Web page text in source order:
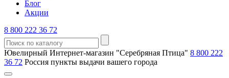
Блог
Акции
8 800 222 36 72
Ювелирный Интернет-магазин "Серебряная Птица" 8 800 222
36 72 Россия пункты выдачи вашего города